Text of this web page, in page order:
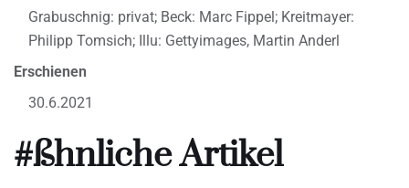
Grabuschnig: privat; Beck: Marc Fippel; Kreitmayer:
Philipp Tomsich; Illu: Gettyimages, Martin Anderl
Erschienen
30.6.2021
#ßhnliche Artikel